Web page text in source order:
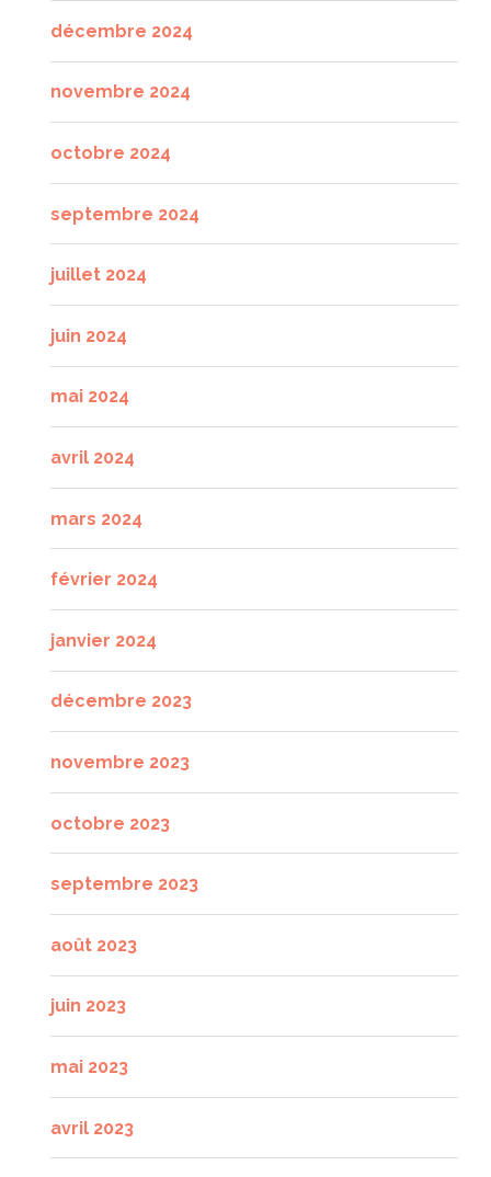
décembre 2024
novembre 2024
octobre 2024
septembre 2024
juillet 2024
juin 2024
mai 2024
avril 2024
mars 2024
février 2024
janvier 2024
décembre 2023
novembre 2023
octobre 2023
septembre 2023
août 2023
juin 2023
mai 2023
avril 2023